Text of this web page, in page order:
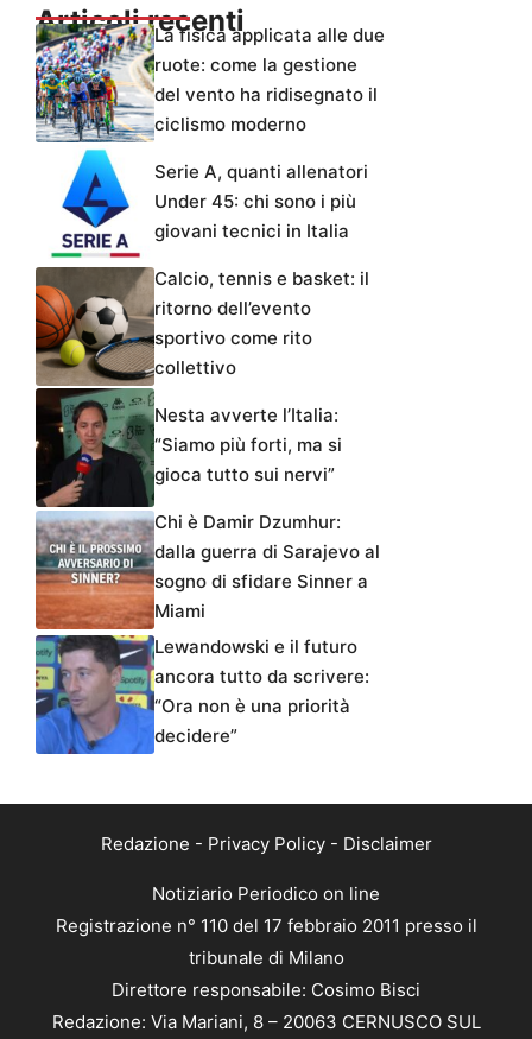
Articoli recentiLa fisica applicata alle due
ruote: come la gestione
del vento ha ridisegnato il
ciclismo moderno
Serie A, quanti allenatori
Under 45: chi sono i più
giovani tecnici in Italia
Calcio, tennis e basket: il
ritorno dell’evento
sportivo come rito
collettivo
Nesta avverte l’Italia:
“Siamo più forti, ma si
gioca tutto sui nervi”
Chi è Damir Dzumhur:
dalla guerra di Sarajevo al
sogno di sfidare Sinner a
Miami
Lewandowski e il futuro
ancora tutto da scrivere:
“Ora non è una priorità
decidere”
Redazione - Privacy Policy- Disclaimer
Notiziario Periodico on line
Registrazione n° 110 del 17 febbraio 2011 presso il
tribunale di Milano
Direttore responsabile: Cosimo Bisci
Redazione: Via Mariani, 8 – 20063 CERNUSCO SUL